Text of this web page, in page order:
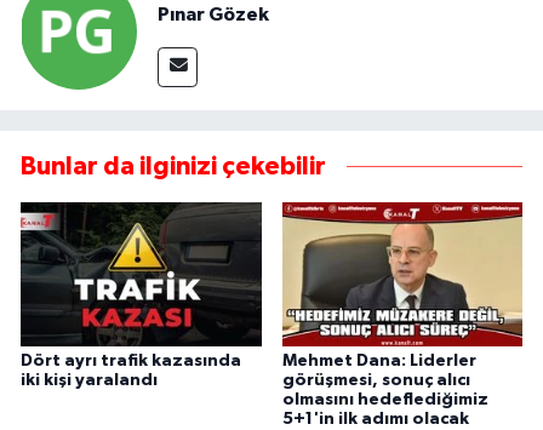
Pınar Gözek
Bunlar da ilginizi çekebilir
Dört ayrı trafik kazasında
iki kişi yaralandı
Mehmet Dana: Liderler
görüşmesi, sonuç alıcı
olmasını hedeflediğimiz
5+1'in ilk adımı olacak